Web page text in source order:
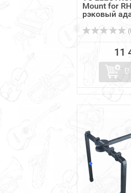
Mount for
рэковый
11